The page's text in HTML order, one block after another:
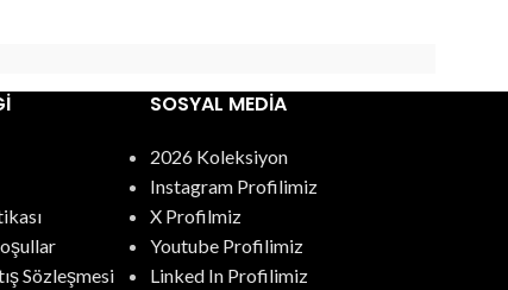
Sözleşmesi
SOSYAL MEDIA
2026 Koleksiyon
Instagram Profilimiz
X Profilmiz
Youtube Profilimiz
Linked In Profilimiz